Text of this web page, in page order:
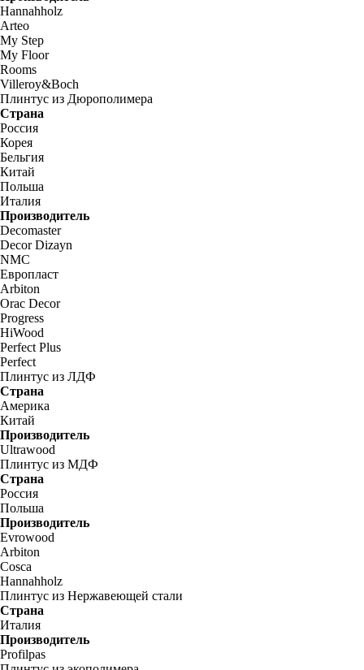
Hannahholz
Arteo
My Step
My Floor
Rooms
Villeroy&Boch
Плинтус из Дюрополимера
Страна
Россия
Корея
Бельгия
Китай
Польша
Италия
Производитель
Decomaster
Decor Dizayn
NMC
Европласт
Arbiton
Orac Decor
Progress
HiWood
Perfect Plus
Perfect
Плинтус из ЛДФ
Страна
Америка
Китай
Производитель
Ultrawood
Плинтус из МДФ
Страна
Россия
Польша
Производитель
Evrowood
Arbiton
Cosca
Hannahholz
Плинтус из Нержавеющей стали
Страна
Италия
Производитель
Profilpas